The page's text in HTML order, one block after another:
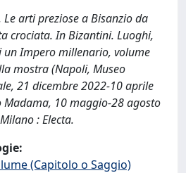
arti preziose a Bisanzio da
crociata. In Bizantini. Luoghi,
Impero millenario, volume
mostra (Napoli, Museo
21 dicembre 2022-10 aprile
Madama, 10 maggio-28 agosto
: Electa.
(Capitolo o Saggio)